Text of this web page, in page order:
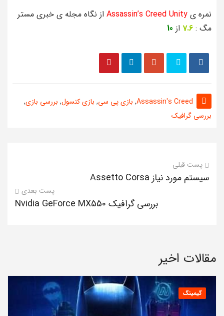
نمره ی Assassin’s Creed Unity از نگاه مجله ی خبری مستر
مگ : 7.6 از 10
Assassin's Creed
, بازی پی سی, بازی کنسول, بررسی بازی,
بررسی گرافیک
پست قبلی
سیستم مورد نیاز Assetto Corsa
پست بعدی
بررسی گرافیک Nvidia GeForce MX550
مقالات اخیر
گیمینگ